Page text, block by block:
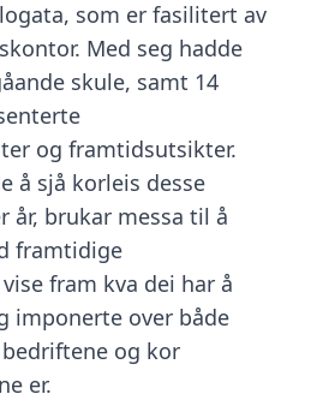
som er fasilitert av
Med seg hadde
skule, samt 14
og framtidsutsikter.
å sjå korleis desse
år, brukar messa til å
framtidige
fram kva dei har å
imponerte over både
og kor
er.